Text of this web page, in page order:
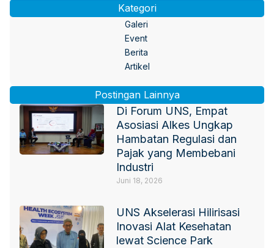
Kategori
Galeri
Event
Berita
Artikel
Postingan Lainnya
Di Forum UNS, Empat
Asosiasi Alkes Ungkap
Hambatan Regulasi dan
Pajak yang Membebani
Industri
Juni 18, 2026
UNS Akselerasi Hilirisasi
Inovasi Alat Kesehatan
lewat Science Park